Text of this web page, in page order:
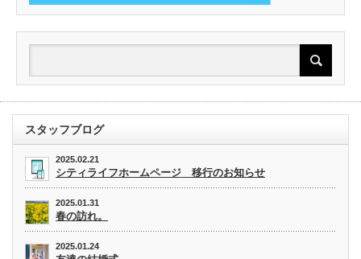
スタッフブログ
2025.02.21
シティライフホームページ 移行のお知らせ
2025.01.31
春の訪れ。
2025.01.24